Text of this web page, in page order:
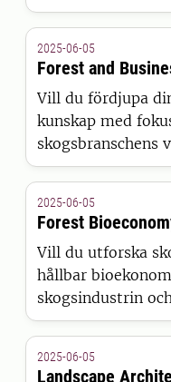
2025-06-05
Forest and
Vill du fördjupa
kunskap med
skogsbranschens
hållbarhet
en hållbar
program för dig.
2025-06-05
Forest
Vill du utforska
hållbar
skogsindustrin
Då är det här rätt
2025-06-05
Landscape